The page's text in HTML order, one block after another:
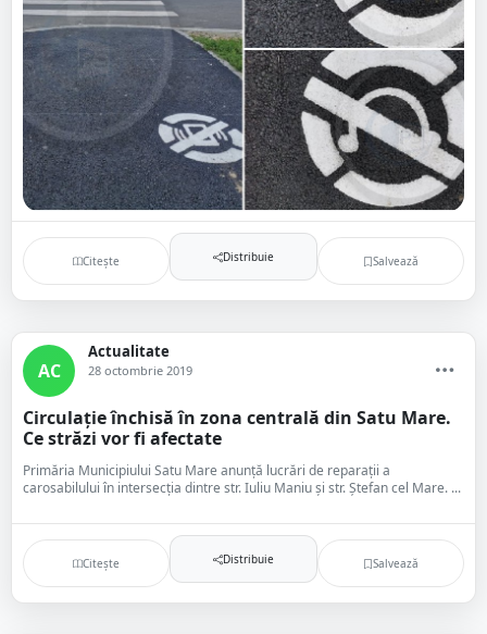
Citește Distribuie Salvează
AC
Actualitate
28 octombrie 2019
Circulație închisă în zona centrală din Satu Mare.
Ce străzi vor fi afectate
Primăria Municipiului Satu Mare anunță lucrări de reparații a
carosabilului în intersecția dintre str. Iuliu Maniu și str. Ștefan cel Mare. ...
Citește Distribuie Salvează